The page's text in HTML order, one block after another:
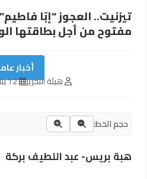
تيزنيت.. العجوز “إبّا
مفتوح من أجل بطاقتها
أخبار
هيئة التحرير 12 يناير 2025
حجم الخط:
هبة بريس- عبد اللطيف بركة